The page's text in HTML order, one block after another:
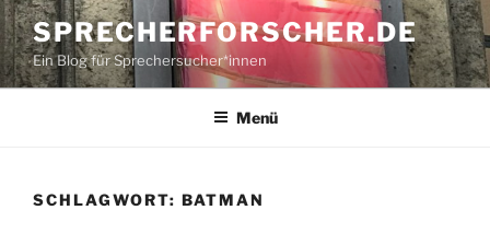
Zum
Inhalt
springen
SPRECHERFORSCHER.DE
Ein Blog für Sprechersucher*innen
Menü
SCHLAGWORT: BATMAN